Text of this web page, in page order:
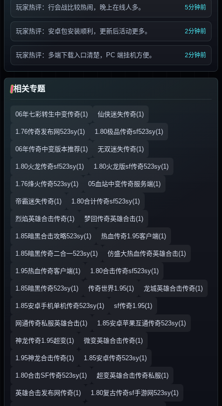
玩家热评：行会战比较热闹，晚上在线人多。 5分钟前
玩家热评：安卓包安装顺利，更新后活动更多。 2分钟前
玩家热评：多端下载入口清楚，PC 端挂机方便。 2分钟前
相关专题
06年七彩转生中变传奇(1) 仙侠迷失传奇(1)
1.76传奇发布网523sy(1) 1.80极品传奇sf523sy(1)
06年传奇中变版本推荐(1) 无双迷失传奇(1)
1.80火龙传奇sf523sy(1) 1.80火龙版sf传奇523sy(1)
1.76烽火传奇523sy(1) 05血站中变传奇服务端(1)
帝霸迷失传奇(1) 1.80合计传奇sf523sy(1)
烈焰英雄合击传奇(1) 梦回传奇英雄合击(1)
1.85暗黑合击攻略523sy(1) 热血传奇1.95客户端(1)
1.85暗黑传奇二合一523sy(1) 仿盛大热血传奇英雄合击(1)
1.95热血传奇客户端(1) 1.80合击传奇sf523sy(1)
1.85暗黑传奇523sy(1) 传奇世界1.95(1) 龙城英雄合击传奇(1)
1.85安卓手机单机传奇523sy(1) sf传奇1.95(1)
网通传奇私服英雄合击(1) 1.85安卓苹果互通传奇523sy(1)
神龙传奇1.95超变(1) 微变英雄合击传奇(1)
1.95神龙合击传奇(1) 1.85安卓传奇523sy(1)
1.80合击SF传奇523sy(1) 超变英雄合击传奇私服(1)
英雄合击发布网传奇(1) 1.80复古传奇sf手游网523sy(1)